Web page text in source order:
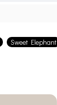
Sweet Elephant